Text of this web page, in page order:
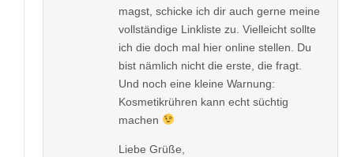
magst, schicke ich dir auch gerne meine
vollständige Linkliste zu. Vielleicht sollte
ich die doch mal hier online stellen. Du
bist nämlich nicht die erste, die fragt.
Und noch eine kleine Warnung:
Kosmetikrühren kann echt süchtig
machen
Liebe Grüße,